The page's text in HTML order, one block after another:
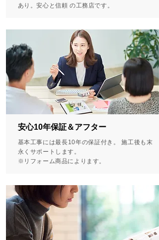
あり。安心と信頼 の工務店です。
安心10年保証＆アフター
基本工事には最長10年の保証付き。 施工後も末
永くサポートします。
※リフォーム商品によります。